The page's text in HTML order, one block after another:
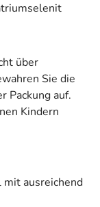
über
Sie die
Packung auf.
Kindern
mit ausreichend